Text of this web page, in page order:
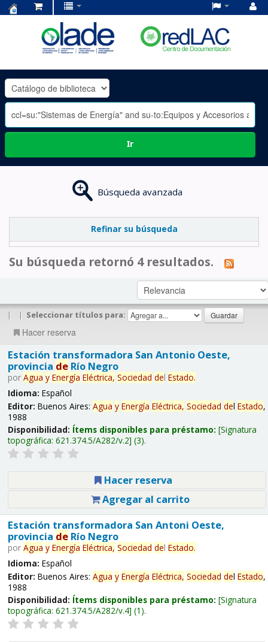
OLADE
-
Ir
Búsqueda avanzada
Refinar su búsqueda
Su búsqueda retornó 4 resultados.
| | Seleccionar títulos para:
Hacer reserva
Estación transformadora San Antonio Oeste,
provincia deRío Negro
por Agua y Energía Eléctrica, Sociedad del Estado.
Idioma: Español
Editor: Buenos Aires: Agua y Energía Eléctrica, Sociedad del Estado,
1988
Disponibilidad: Ítems disponibles para préstamo: Signatura
topográfica: 621.374.5/A282/v.2 (3).
Hacer reserva
Agregar al carrito
Estación transformadora San Antoni Oeste,
provincia deRío Negro
por Agua y Energía Eléctrica, Sociedad del Estado.
Idioma: Español
Editor: Buenos Aires: Agua y Energía Eléctrica, Sociedad del Estado,
1988
Disponibilidad: Ítems disponibles para préstamo: Signatura
topográfica: 621.374.5/A282/v.4 (1).